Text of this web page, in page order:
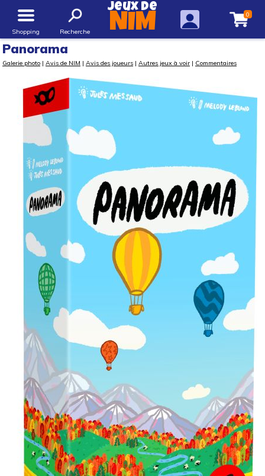
Shopping Recherche
Jeux de
NIM 0
Panorama
Galerie photo | Avis de NIM | Avis des joueurs | Autres jeux à voir | Commentaires